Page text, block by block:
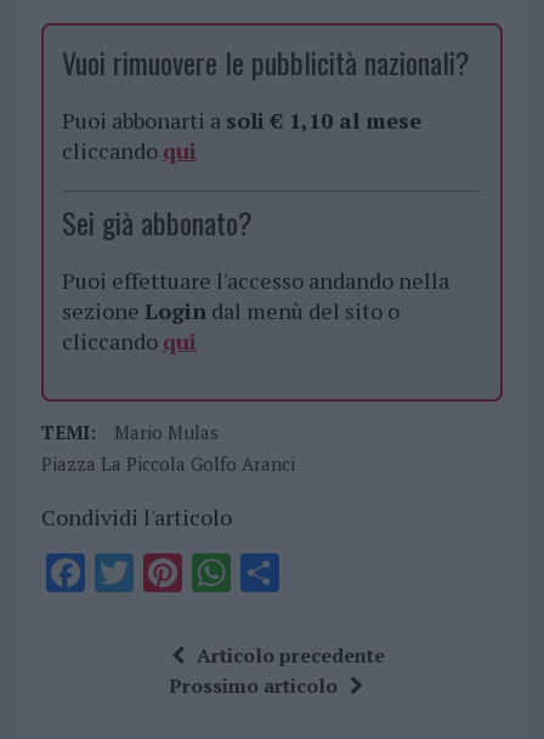
Vuoi rimuovere le pubblicità nazionali?
Puoi abbonarti a soli € 1,10 al mese
cliccando qui
Sei già abbonato?
Puoi effettuare l'accesso andando nella
sezione Logindal menù del sito o
cliccando qui
TEMI:
Mario Mulas
Piazza La Piccola Golfo Aranci
Condividi l'articolo
F T Pi
te
re
W
at
s
S
a
re
Articolo precedente
Prossimo articolo